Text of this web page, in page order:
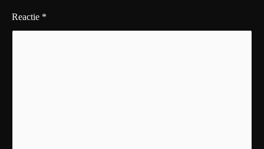
Reactie *